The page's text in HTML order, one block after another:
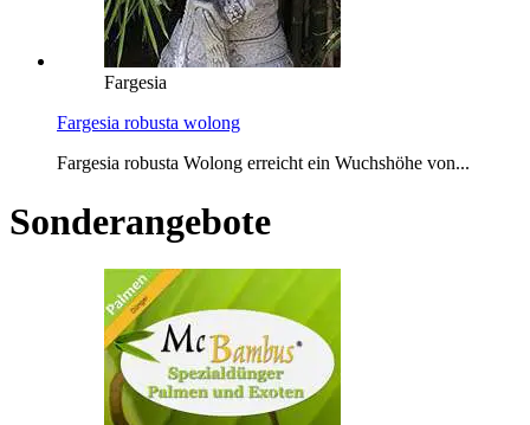
Fargesia
Fargesia robusta wolong
Fargesia robusta Wolong erreicht ein Wuchshöhe von...
Sonderangebote